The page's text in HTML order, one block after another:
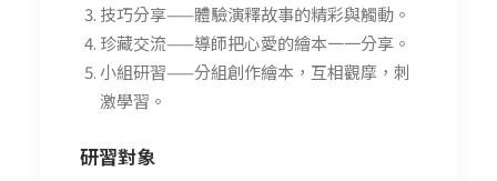
技巧分享——體驗演釋故事的精彩與觸動。
珍藏交流——導師把心愛的繪本一一分享。
小組研習——分組創作繪本，互相觀摩，刺
激學習。
研習對象